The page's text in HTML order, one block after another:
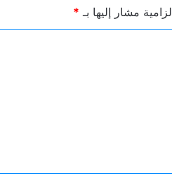
مشار إليها بـ *